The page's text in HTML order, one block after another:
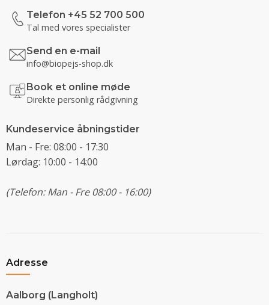
Telefon +45 52 700 500
Tal med vores specialister
Send en e-mail
info@biopejs-shop.dk
Book et online møde
Direkte personlig rådgivning
Kundeservice åbningstider
Man - Fre: 08:00 - 17:30
Lørdag: 10:00 - 14:00
(Telefon: Man - Fre 08:00 - 16:00)
Adresse
Aalborg (Langholt)